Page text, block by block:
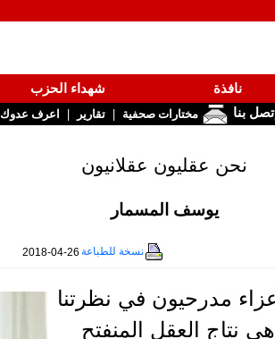
نافذة شهداء الحزب
إتصل بنا مختارات صحفية | تقارير | اعرف عدوك
نحن عقليون عقلانيون
يوسف المسمار
نسخة للطباعة 2018-04-26
مدرحيون في نظرتنا
نتاج العقل المنفتح